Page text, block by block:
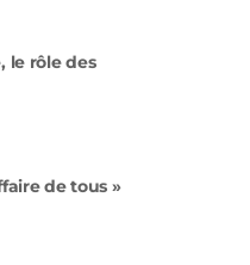
le rôle des
de tous »